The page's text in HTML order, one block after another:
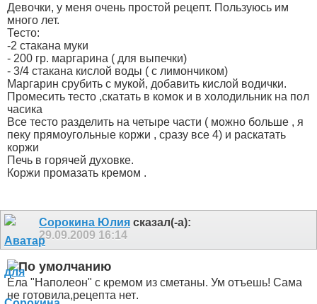
Девочки, у меня очень простой рецепт. Пользуюсь им
много лет.
Тесто:
-2 стакана муки
- 200 гр. маргарина ( для выпечки)
- 3/4 стакана кислой воды ( с лимончиком)
Маргарин срубить с мукой, добавить кислой водички.
Промесить тесто ,скатать в комок и в холодильник на пол
часика
Все тесто разделить на четыре части ( можно больше , я
пеку прямоугольные коржи , сразу все 4) и раскатать
коржи
Печь в горячей духовке.
Коржи промазать кремом .
Сорокина Юлия сказал(-а):
29.09.2009 16:14
Ела "Наполеон" с кремом из сметаны. Ум отъешь! Сама
не готовила,рецепта нет.